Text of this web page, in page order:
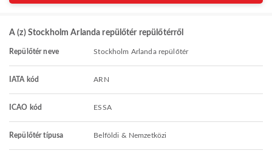
A (z) Stockholm Arlanda repülőtér repülőtérről
Repülőtér neve Stockholm Arlanda repülőtér
IATA kód ARN
ICAO kód ESSA
Repülőtér típusa Belföldi & Nemzetközi